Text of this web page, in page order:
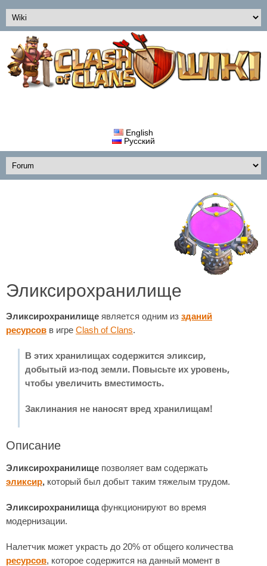
English
Русский
Эликсирохранилище
Эликсирохранилище является одним из зданий
ресурсов в игре Clash of Clans.
В этих хранилищах содержится эликсир,
добытый из-под земли. Повысьте их уровень,
чтобы увеличить вместимость.
Заклинания не наносят вред хранилищам!
Описание
Эликсирохранилище позволяет вам содержать
эликсир, который был добыт таким тяжелым трудом.
Эликсирохранилищафункционируют во время
модернизации.
Налетчик может украсть до 20% от общего количества
ресурсов, которое содержится на данный момент в